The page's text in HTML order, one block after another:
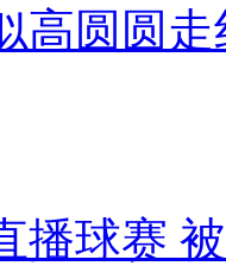
高圆圆走
播球赛